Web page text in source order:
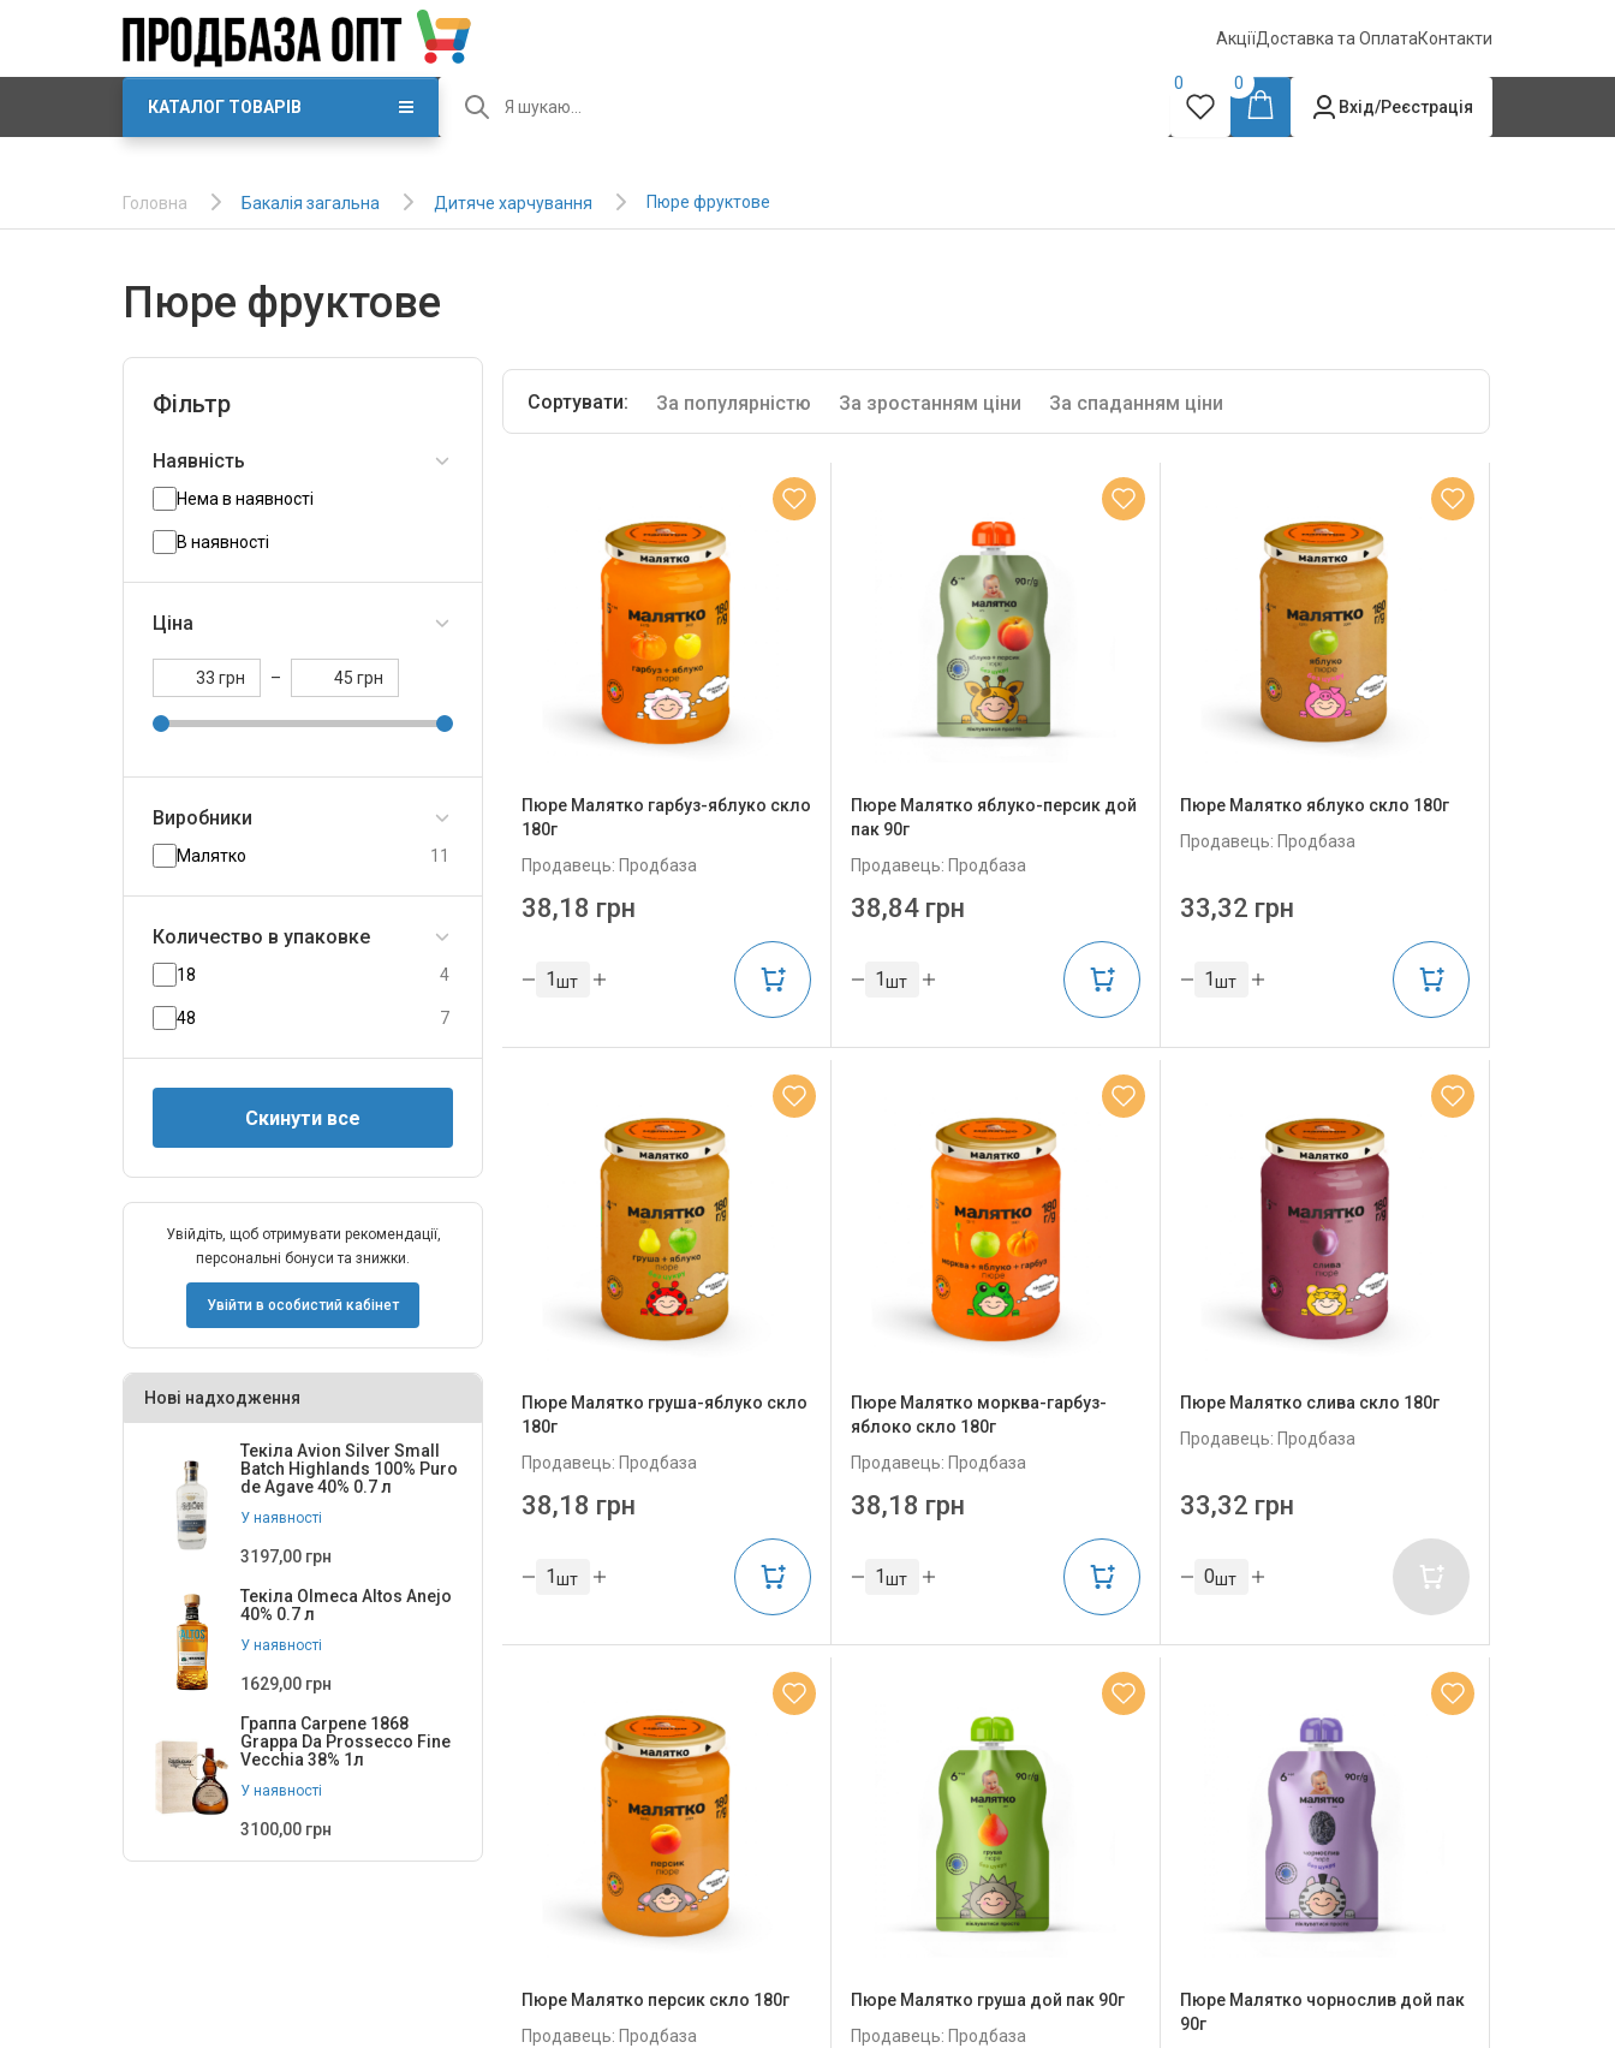
АкціїДоставка та ОплатаКонтакти
КАТАЛОГ ТОВАРІВ
0
0
Вхід/Реєстрація
Головна Бакалія загальна Дитяче харчування Пюре фруктове
Пюре фруктове
Фільтр
Наявність
Нема в наявності
В наявності
Ціна
грн – грн
Виробники
Малятко 11
Количество в упаковке
18 4
48 7
Увійдіть, щоб отримувати рекомендації,
персональні бонуси та знижки.
Увійти в особистий кабінет
Нові надходження
Текіла Avion Silver Small
Batch Highlands 100% Puro
de Agave 40% 0.7 л
У наявності
3197,00 грн
Текіла Olmeca Altos Anejo
40% 0.7 л
У наявності
1629,00 грн
Граппа Carpene 1868
Grappa Da Prossecco Fine
Vecchia 38% 1л
У наявності
3100,00 грн
Сортувати: За популярністю За зростанням ціни За спаданням ціни
Пюре Малятко гарбуз-яблуко скло
180г
Продавець: Продбаза
38,18 грн
шт
Пюре Малятко яблуко-персик дой
пак 90г
Продавець: Продбаза
38,84 грн
шт
Пюре Малятко яблуко скло 180г
Продавець: Продбаза
33,32 грн
шт
Пюре Малятко груша-яблуко скло
180г
Продавець: Продбаза
38,18 грн
шт
Пюре Малятко морква-гарбуз-
яблоко скло 180г
Продавець: Продбаза
38,18 грн
шт
Пюре Малятко слива скло 180г
Продавець: Продбаза
33,32 грн
шт
Пюре Малятко персик скло 180г
Продавець: Продбаза
Пюре Малятко груша дой пак 90г
Продавець: Продбаза
Пюре Малятко чорнослив дой пак
90г